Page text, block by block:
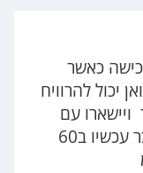
כאשר
10-15% פחותיבואן יכול להרוויח
ויישארו עם
מלאי גבוה בדיוק כמו היוניק שנימכר עכשיו ב60